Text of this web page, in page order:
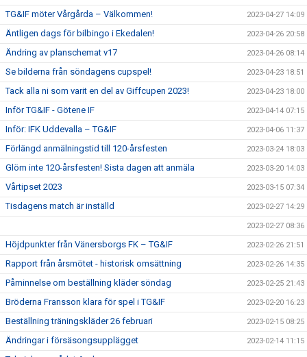
TG&IF möter Vårgårda – Välkommen! 2023-04-27 14:09
Äntligen dags för bilbingo i Ekedalen! 2023-04-26 20:58
Ändring av planschemat v17 2023-04-26 08:14
Se bilderna från söndagens cupspel! 2023-04-23 18:51
Tack alla ni som varit en del av Giffcupen 2023! 2023-04-23 18:00
Inför TG&IF - Götene IF 2023-04-14 07:15
Inför: IFK Uddevalla – TG&IF 2023-04-06 11:37
Förlängd anmälningstid till 120-årsfesten 2023-03-24 18:03
Glöm inte 120-årsfesten! Sista dagen att anmäla 2023-03-20 14:03
Vårtipset 2023 2023-03-15 07:34
Tisdagens match är inställd 2023-02-27 14:29
2023-02-27 08:36
Höjdpunkter från Vänersborgs FK – TG&IF 2023-02-26 21:51
Rapport från årsmötet - historisk omsättning 2023-02-26 14:35
Påminnelse om beställning kläder söndag 2023-02-25 21:43
Bröderna Fransson klara för spel i TG&IF 2023-02-20 16:23
Beställning träningskläder 26 februari 2023-02-15 08:25
Ändringar i försäsongsupplägget 2023-02-14 11:15